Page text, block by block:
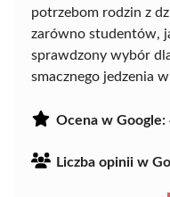
potrzebom rodzin z
zarówno studentów,
sprawdzony wybór
smacznego jedzenia
Ocena w Google:
Liczba opinii w